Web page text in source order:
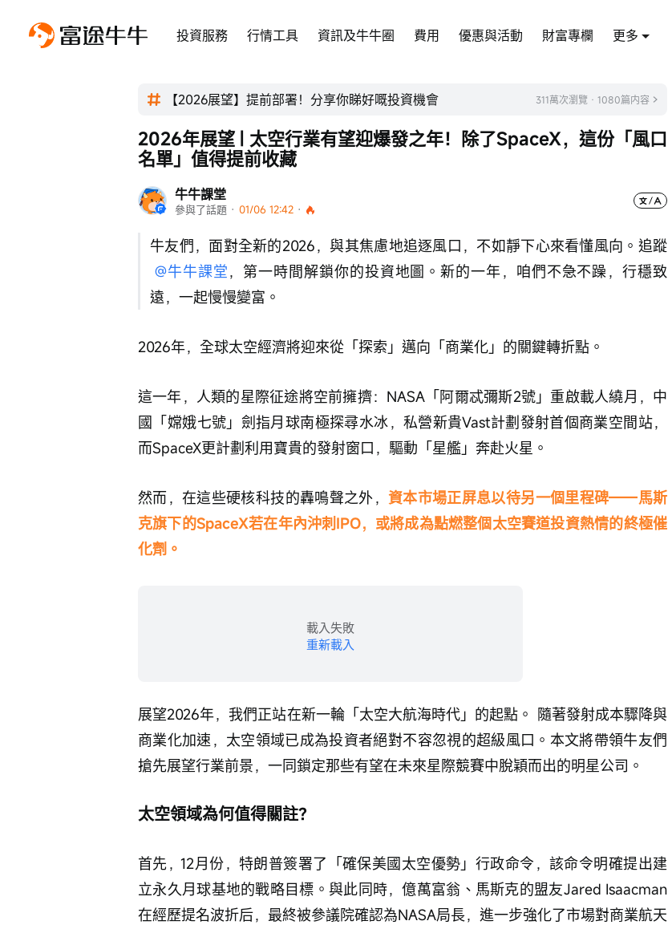
投資服務 行情工具 資訊及牛牛圈 費用 優惠與活動 財富專欄 更多
【2026展望】提前部署！分享你睇好嘅投資機會 311萬次瀏覽 · 1080篇内容
牛牛課堂
參與了話題 · 01/06 12:42 ·
2026年展望 | 太空行業有望迎爆發之年！除了SpaceX，這份「風口
名單」值得提前收藏
牛友們，面對全新的2026，與其焦慮地追逐風口，不如靜下心來看懂風向。追蹤
@牛牛課堂，第一時間解鎖你的投資地圖。新的一年，咱們不急不躁，行穩致
遠，一起慢慢變富。
2026年，全球太空經濟將迎來從「探索」邁向「商業化」的關鍵轉折點。
這一年，人類的星際征途將空前擁擠：NASA「阿爾忒彌斯2號」重啟載人繞月，中
國「嫦娥七號」劍指月球南極探尋水冰，私營新貴Vast計劃發射首個商業空間站，
而SpaceX更計劃利用寶貴的發射窗口，驅動「星艦」奔赴火星。
然而，在這些硬核科技的轟鳴聲之外， 資本市場正屏息以待另一個里程碑——馬斯
克旗下的SpaceX若在年內沖刺IPO，或將成為點燃整個太空賽道投資熱情的終極催
化劑。
載入失敗
重新載入
展望2026年，我們正站在新一輪「太空大航海時代」的起點。 隨著發射成本驟降與
商業化加速，太空領域已成為投資者絕對不容忽視的超級風口。本文將帶領牛友們
搶先展望行業前景，一同鎖定那些有望在未來星際競賽中脫穎而出的明星公司。
太空領域為何值得關註？
首先，12月份，特朗普簽署了「確保美國太空優勢」行政命令，該命令明確提出建
立永久月球基地的戰略目標。與此同時，億萬富翁、馬斯克的盟友Jared Isaacman
在經歷提名波折后，最終被參議院確認為NASA局長，進一步強化了市場對商業航天